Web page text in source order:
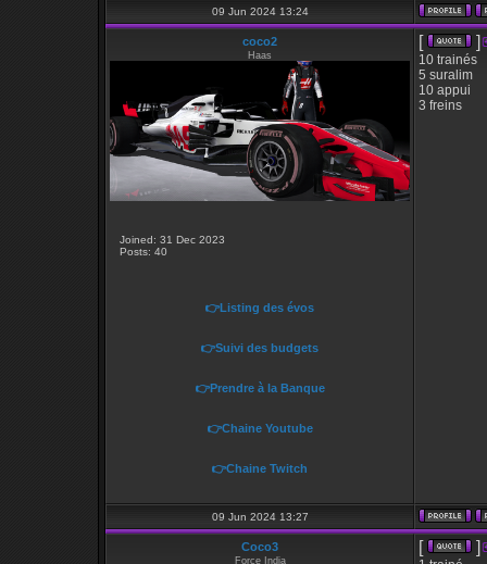
09 Jun 2024 13:24
coco2
Haas
Joined: 31 Dec 2023
Posts: 40
👉Listing des évos
👉Suivi des budgets
👉Prendre à la Banque
👉Chaine Youtube
👉Chaine Twitch
[ ]
10 trainés
5 suralim
10 appui
3 freins
09 Jun 2024 13:27
Coco3
Force India
[ ]